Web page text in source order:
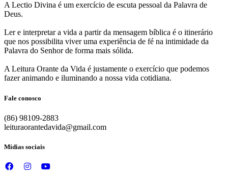
A Lectio Divina é um exercício de escuta pessoal da Palavra de
Deus.
Ler e interpretar a vida a partir da mensagem bíblica é o itinerário
que nos possibilita viver uma experiência de fé na intimidade da
Palavra do Senhor de forma mais sólida.
A Leitura Orante da Vida é justamente o exercício que podemos
fazer animando e iluminando a nossa vida cotidiana.
Fale conosco
(86) 98109-2883
leituraorantedavida@gmail.com
Mídias sociais